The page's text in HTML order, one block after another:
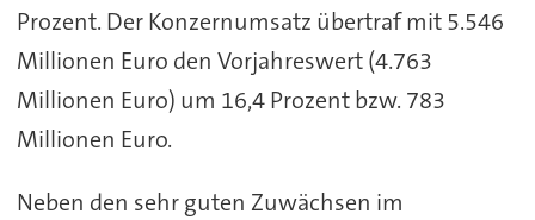
Prozent. Der Konzernumsatz übertraf mit 5.546
Millionen Euro den Vorjahreswert (4.763
Millionen Euro) um 16,4 Prozent bzw. 783
Millionen Euro.
Neben den sehr guten Zuwächsen im